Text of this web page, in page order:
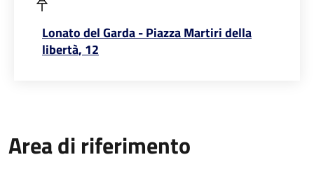
Lonato del Garda - Piazza Martiri della
libertà, 12
Area di riferimento